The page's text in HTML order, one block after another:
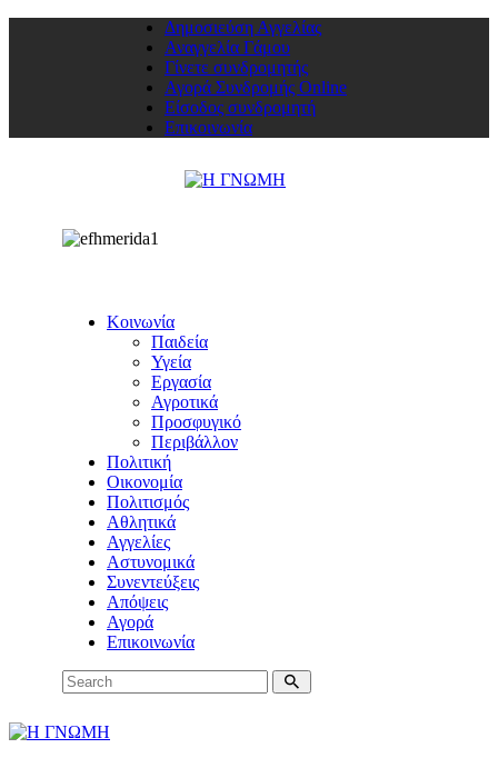
Δημοσιεύση Αγγελίας
Αναγγελία Γάμου
Γίνετε συνδρομητής
Αγορά Συνδρομής Online
Είσοδος συνδρομητή
Επικοινωνία
Κοινωνία
Παιδεία
Υγεία
Εργασία
Αγροτικά
Προσφυγικό
Περιβάλλον
Πολιτική
Οικονομία
Πολιτισμός
Αθλητικά
Αγγελίες
Αστυνομικά
Συνεντεύξεις
Απόψεις
Αγορά
Επικοινωνία